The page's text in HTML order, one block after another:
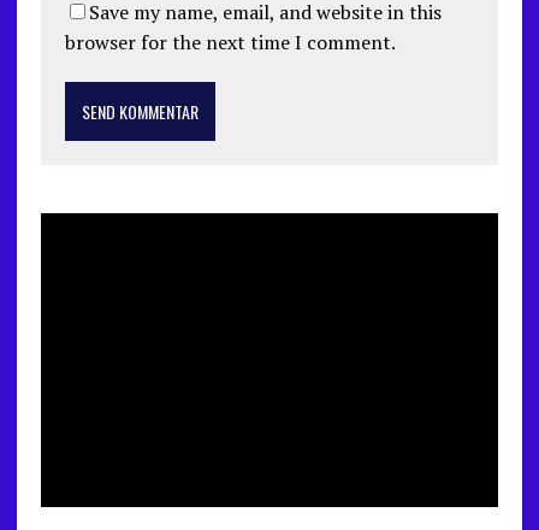
Save my name, email, and website in this
browser for the next time I comment.